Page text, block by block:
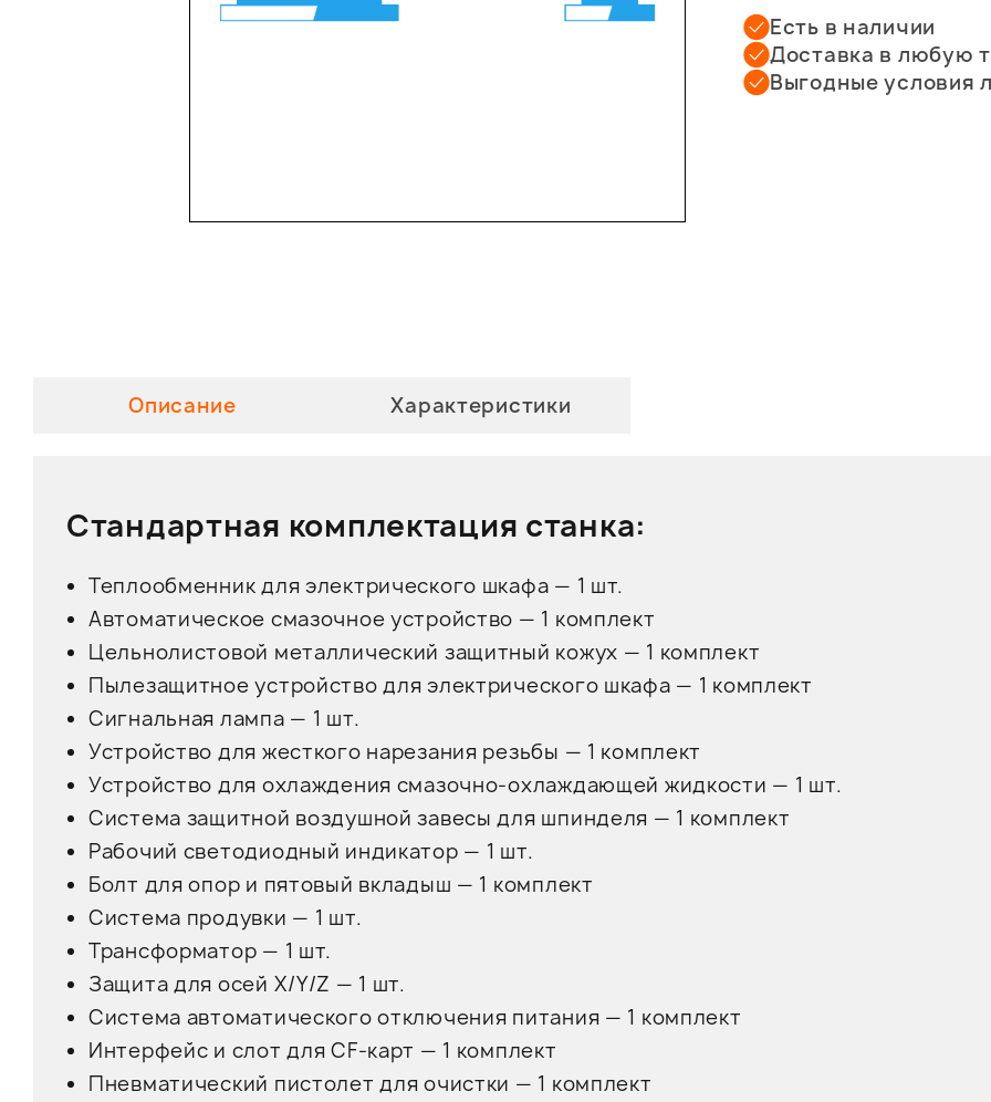
Есть в наличии
Доставка в любую
Выгодные условия
Описание Характеристики
Стандартная комплектация станка:
Теплообменник для электрического шкафа — 1 шт.
Автоматическое смазочное устройство — 1 комплект
Цельнолистовой металлический защитный кожух — 1 комплект
Пылезащитное устройство для электрического шкафа — 1 комплект
Сигнальная лампа — 1 шт.
Устройство для жесткого нарезания резьбы — 1 комплект
Устройство для охлаждения смазочно-охлаждающей жидкости — 1 шт.
Система защитной воздушной завесы для шпинделя — 1 комплект
Рабочий светодиодный индикатор — 1 шт.
Болт для опор и пятовый вкладыш — 1 комплект
Система продувки — 1 шт.
Трансформатор — 1 шт.
Защита для осей X/Y/Z — 1 шт.
Система автоматического отключения питания — 1 комплект
Интерфейс и слот для CF-карт — 1 комплект
Пневматический пистолет для очистки — 1 комплект